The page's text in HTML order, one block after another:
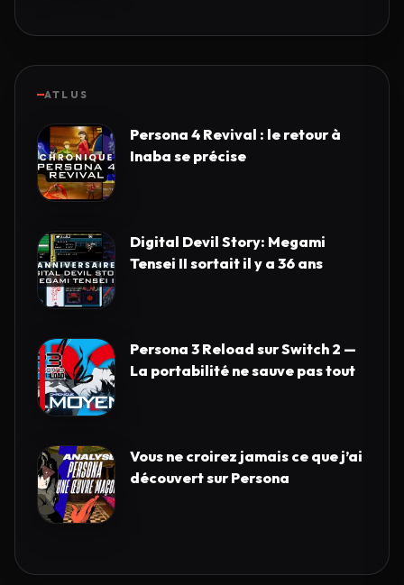
ATLUS
Persona 4 Revival : le retour à
Inaba se précise
Digital Devil Story: Megami
Tensei II sortait il y a 36 ans
Persona 3 Reload sur Switch 2 —
La portabilité ne sauve pas tout
Vous ne croirez jamais ce que j’ai
découvert sur Persona